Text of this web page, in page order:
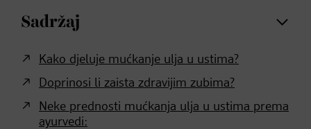
Sadržaj
Kako djeluje mućkanje ulja u ustima?
Doprinosi li zaista zdravijim zubima?
Neke prednosti mućkanja ulja u ustima prema
ayurvedi: